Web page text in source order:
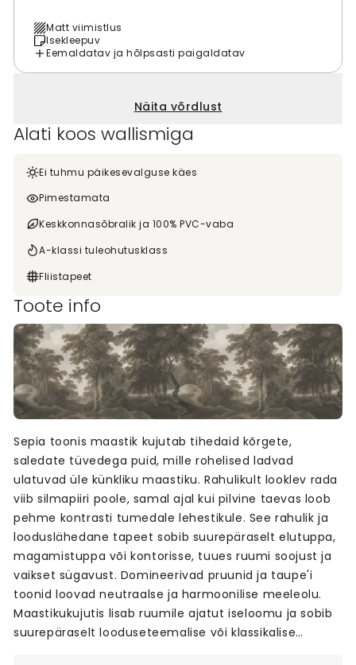
Matt viimistlus
Isekleepuv
Eemaldatav ja hõlpsasti paigaldatav
Näita võrdlust
Alati koos wallismiga
Ei tuhmu päikesevalguse käes
Pimestamata
Keskkonnasõbralik ja 100% PVC-vaba
A-klassi tuleohutusklass
Fliistapeet
Toote info
Sepia toonis maastik kujutab tihedaid kõrgete,
saledate tüvedega puid, mille rohelised ladvad
ulatuvad üle künkliku maastiku. Rahulikult looklev rada
viib silmapiiri poole, samal ajal kui pilvine taevas loob
pehme kontrasti tumedale lehestikule. See rahulik ja
looduslähedane tapeet sobib suurepäraselt elutuppa,
magamistuppa või kontorisse, tuues ruumi soojust ja
vaikset sügavust. Domineerivad pruunid ja taupe'i
toonid loovad neutraalse ja harmoonilise meeleolu.
Maastikukujutis lisab ruumile ajatut iseloomu ja sobib
suurepäraselt looduseteemalise või klassikalise